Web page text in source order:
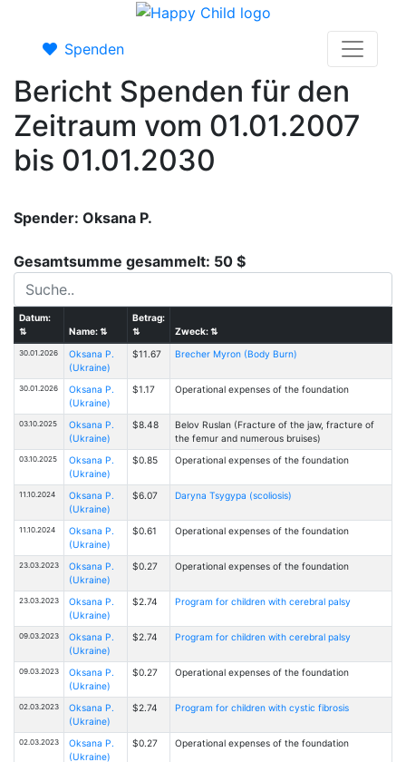
Spenden
Bericht Spenden für den
Zeitraum vom 01.01.2007
bis 01.01.2030
Spender: Oksana P.
Gesamtsumme gesammelt: 50 $
Datum:
⇅
Name:⇅
Betrag:
⇅
Zweck:⇅
30.01.2026
Oksana P.
(Ukraine)
$11.67 Brecher Myron (Body Burn)
30.01.2026
Oksana P.
(Ukraine)
$1.17 Operational expenses of the foundation
03.10.2025
Oksana P.
(Ukraine)
$8.48
Belov Ruslan (Fracture of the jaw, fracture of
the femur and numerous bruises)
03.10.2025
Oksana P.
(Ukraine)
$0.85 Operational expenses of the foundation
11.10.2024
Oksana P.
(Ukraine)
$6.07 Daryna Tsygypa (scoliosis)
11.10.2024
Oksana P.
(Ukraine)
$0.61 Operational expenses of the foundation
23.03.2023
Oksana P.
(Ukraine)
$0.27 Operational expenses of the foundation
23.03.2023
Oksana P.
(Ukraine)
$2.74 Program for children with cerebral palsy
09.03.2023
Oksana P.
(Ukraine)
$2.74 Program for children with cerebral palsy
09.03.2023
Oksana P.
(Ukraine)
$0.27 Operational expenses of the foundation
02.03.2023
Oksana P.
(Ukraine)
$2.74 Program for children with cystic fibrosis
02.03.2023
Oksana P.
(Ukraine)
$0.27 Operational expenses of the foundation